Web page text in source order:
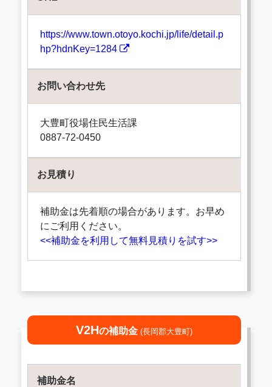
https://www.town.otoyo.kochi.jp/life/detail.p
hp?hdnKey=1284
お問い合わせ先
大豊町役場住民生活課
0887-72-0450
お見積り
補助金は先着順の場合があります。お早め
にご利用ください。
<<補助金を利用して無料見積りを試す>>
V2Hの補助金 (長岡郡大豊町)
補助金名